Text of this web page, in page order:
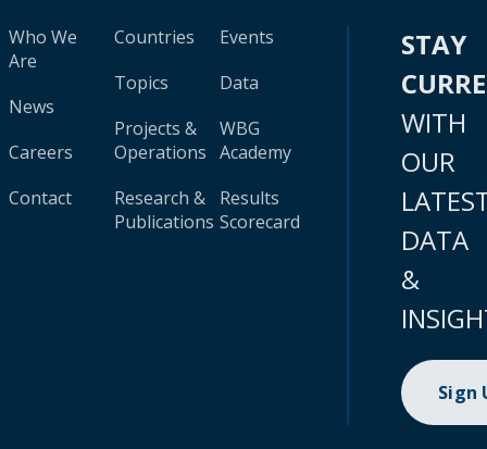
Who We
Are
News
Careers
Contact
Countries
Topics
Projects &
Operations
Research &
Publications
Events
Data
WBG
Academy
Results
Scorecard
STAY
WITH
OUR
DATA
&
Sign